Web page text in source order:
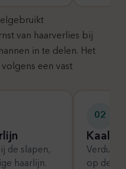
van haarverlies bij
in te delen. Het
een vast
de slapen,
haarlijn.
02
op de